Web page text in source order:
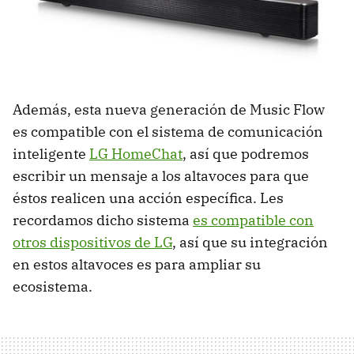
Además, esta nueva generación de Music Flow
es compatible con el sistema de comunicación
inteligente LG HomeChat, así que podremos
escribir un mensaje a los altavoces para que
éstos realicen una acción específica. Les
recordamos dicho sistema es compatible con
otros dispositivos de LG, así que su integración
en estos altavoces es para ampliar su
ecosistema.